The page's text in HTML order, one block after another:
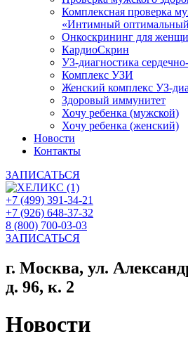
Комплексная проверка
«Интимный
Онкоcкрининг для
КардиоСкрин
УЗ-диагностика
Комплекс УЗИ
Женский комплекс УЗ-
Здоровый иммунитет
Хочу ребенка (мужской)
Хочу ребенка (женский)
Новости
Контакты
ЗАПИСАТЬСЯ
+7 (499) 391-34-21
+7 (926) 648-37-32
8 (800) 700-03-03
ЗАПИСАТЬСЯ
г. Москва, ул.
д. 96, к. 2
Новости